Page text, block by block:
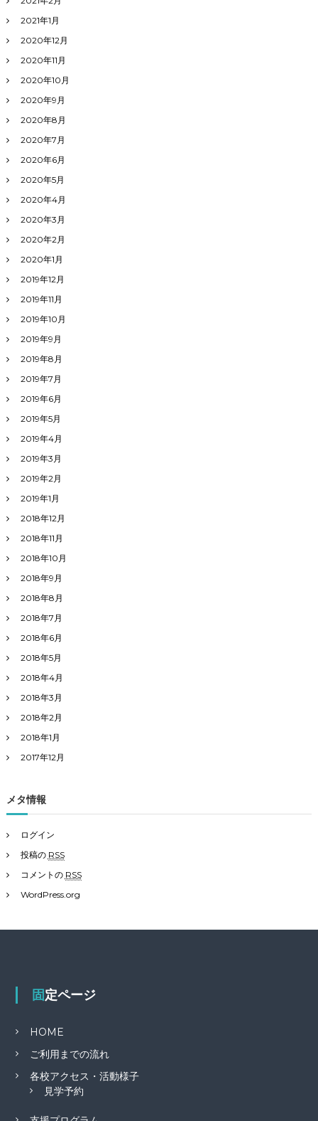
2021年1月
2020年12月
2020年11月
2020年10月
2020年9月
2020年8月
2020年7月
2020年6月
2020年5月
2020年4月
2020年3月
2020年2月
2020年1月
2019年12月
2019年11月
2019年10月
2019年9月
2019年8月
2019年7月
2019年6月
2019年5月
2019年4月
2019年3月
2019年2月
2019年1月
2018年12月
2018年11月
2018年10月
2018年9月
2018年8月
2018年7月
2018年6月
2018年5月
2018年4月
2018年3月
2018年2月
2018年1月
2017年12月
メタ情報
ログイン
投稿の RSS
コメントの RSS
WordPress.org
固定ページ
HOME
ご利用までの流れ
各校アクセス・活動様子
見学予約